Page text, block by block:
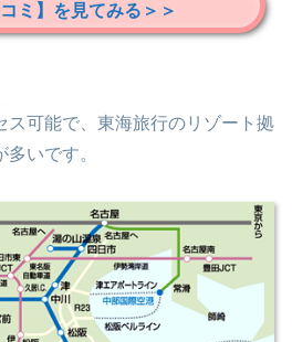
コミ】を見てみる＞＞
ス可能で、東海旅行のリゾート拠
いです。